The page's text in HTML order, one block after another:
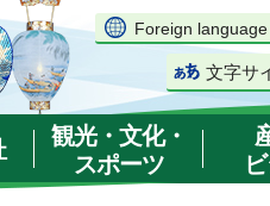
Foreign language
文字サ
観光・文化・
スポーツ